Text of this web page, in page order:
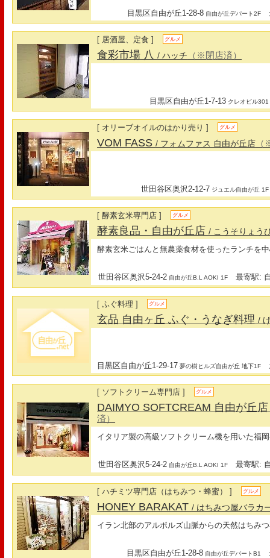
目黒区自由が丘1-28-8 自由が丘デパート2F
[ 居酒屋、定食 ] グルメ
食彩市場 八/ ハッチ （※閉店済）
目黒区自由が丘1-7-13 クレオビル301
[ オリーブオイルのはかり売り ] グルメ
VOM FASS/ フォムファス 自由が丘店
世田谷区奥沢2-12-7 ジュエル自由が丘 1F
[ 酵素玄米専門店 ] グルメ
酵素良品・自由が丘店/ こうそりょう
酵素玄米ごはんと無農薬食材を使ったランチを
世田谷区奥沢5-24-2 自由が丘B.L AOKI 1F 最寄駅:
[ ふぐ料理 ] グルメ
玄品 自由ヶ丘 ふぐ・うなぎ料理/
目黒区自由が丘1-29-17 夢の樹ヒルズ自由が丘 地下1F
[ ソフトクリーム専門店 ] グルメ
DAIMYO SOFTCREAM 自由が丘
済）
イタリア製の高級ソフトクリーム機を用いた福
世田谷区奥沢5-24-2 自由が丘B.L AOKI 1F 最寄駅:
[ ハチミツ専門店（はちみつ・蜂蜜） ] グルメ
HONEY BARAKAT/ はちみつ屋バラカ
イラン北部のアルボルズ山脈からの天然はちみ
目黒区自由が丘1-28-8 自由が丘デパートB1